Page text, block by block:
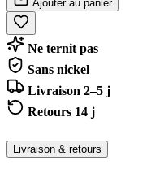
Ajouter au panier
Ne ternit pas
Sans nickel
Livraison 2–5 j
Retours 14 j
Livraison & retours